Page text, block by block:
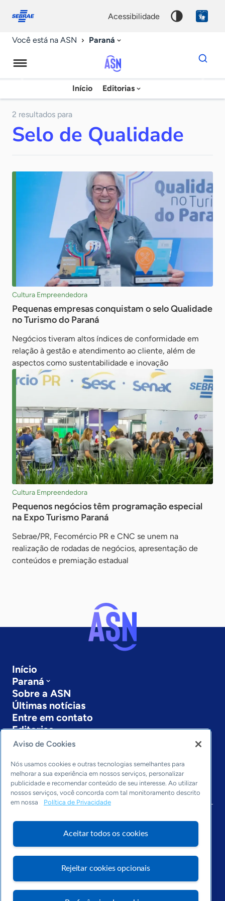
conosco
acessibilidade
Você está na ASN Paraná
Agência
Sebrae
Notícias
Início Editorias
Dados
para
chave
2 resultados para
Selo de Qualidade
Cultura Empreendedora
Pequenas empresas conquistam o selo Qualidade
no Turismo do Paraná
Negócios tiveram altos índices de conformidade em
relação à gestão e atendimento ao cliente, além de
aspectos como sustentabilidade e inovação
Cultura Empreendedora
Pequenos negócios têm programação especial
na Expo Turismo Paraná
Sebrae/PR, Fecomércio PR e CNC se unem na
realização de rodadas de negócios, apresentação de
conteúdos e premiação estadual
Início
Paraná
Sobre a ASN
Últimas notícias
Entre em contato
Editorias
Economia & Política
Inovação & Tecnologia
Cultura empreendedora
Dados
Arquivo
Aviso de Cookies
Nós usamos cookies e outras tecnologias semelhantes para
melhorar a sua experiência em nossos serviços, personalizar
publicidade e recomendar conteúdo de seu interesse. Ao utilizar
nossos serviços, você concorda com tal monitoramento descrito
em nossa
Política de Privacidade
Aceitar todos os cookies
Rejeitar cookies opcionais